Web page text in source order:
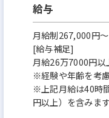
給与
月給制267,000円～
[給与補足]
月給26万7000円
※経験や年齢を考
※上記月給は40時
円以上）を含みま